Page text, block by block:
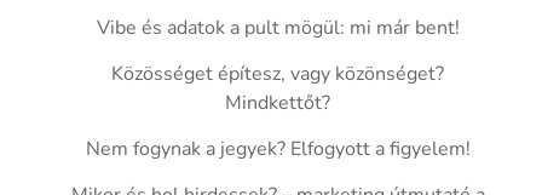
Vibe és adatok a pult mögül: mi már bent!
Közösséget építesz, vagy közönséget?
Mindkettőt?
Nem fogynak a jegyek? Elfogyott a figyelem!